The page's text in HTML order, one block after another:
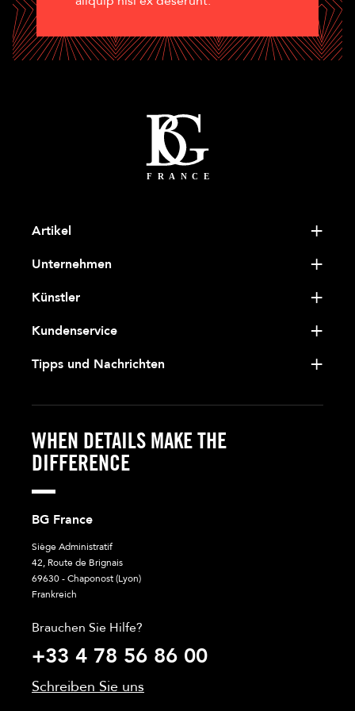
Artikel
Unternehmen
Künstler
Kundenservice
Tipps und Nachrichten
WHEN DETAILS MAKE THE
DIFFERENCE
BG France
Siège Administratif
42, Route de Brignais
69630 - Chaponost (Lyon)
Frankreich
Brauchen Sie Hilfe?
+33 4 78 56 86 00
Schreiben Sie uns